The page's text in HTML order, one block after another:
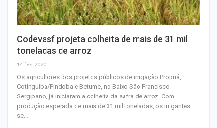
Codevasf projeta colheita de mais de 31 mil
toneladas de arroz
14 fev, 2020
Os agricultores dos projetos públicos de irrigação Propriá,
Cotinguiba/Pindoba e Betume, no Baixo São Francisco
Sergipano, já iniciaram a colheita da safra de arroz. Com
produção esperada de mais de 31 mil toneladas, os irrigantes
se…